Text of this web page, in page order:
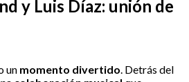
y Luis Díaz: unión de
un momento divertido . Detrás del